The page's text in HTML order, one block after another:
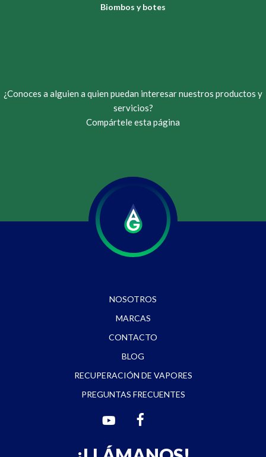
Biombos y botes
¿Conoces a alguien a quien puedan interesar nuestros productos y
servicios?
Compártele esta página
NOSOTROS
MARCAS
CONTACTO
BLOG
RECUPERACIÓN DE VAPORES
PREGUNTAS FRECUENTES